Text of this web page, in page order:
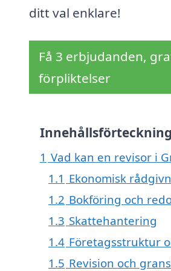
ditt val enklare!
Få 3 erbjudanden,
förpliktelser
Innehållsförteckning
1 Vad kan en revisor i
1.1 Ekonomisk
1.2 Bokföring och
1.3 Skattehantering
1.4 Företagsstruktur
1.5 Revision och